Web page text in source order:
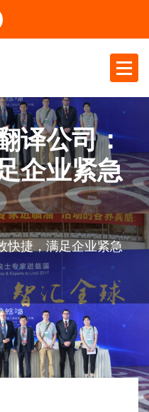
译公司：
企业紧急
快捷，满足企业紧急